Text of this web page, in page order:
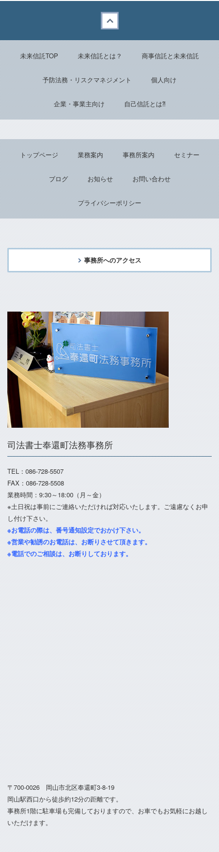
未来信託TOP 未来信託とは？ 商事信託と未来信託
予防法務・リスクマネジメント 個人向け
企業・事業主向け 自己信託とは⁈
トップページ 業務案内 事務所案内 セミナー
ブログ お知らせ お問い合わせ
プライバシーポリシー
事務所へのアクセス
司法書士奉還町法務事務所
TEL：086-728-5507
FAX：086-728-5508
業務時間：9:30～18:00（月～金）
※土日祝は事前にご連絡いただければ対応いたします。ご遠慮なくお申
し付け下さい。
※お電話の際は、番号通知設定でおかけ下さい。
※営業や勧誘のお電話は、お断りさせて頂きます。
※電話でのご相談は、お断りしております。
〒700-0026 岡山市北区奉還町3-8-19
岡山駅西口から徒歩約12分の距離です。
事務所1階に駐車場も完備しておりますので、お車でもお気軽にお越し
いただけます。
Back to top